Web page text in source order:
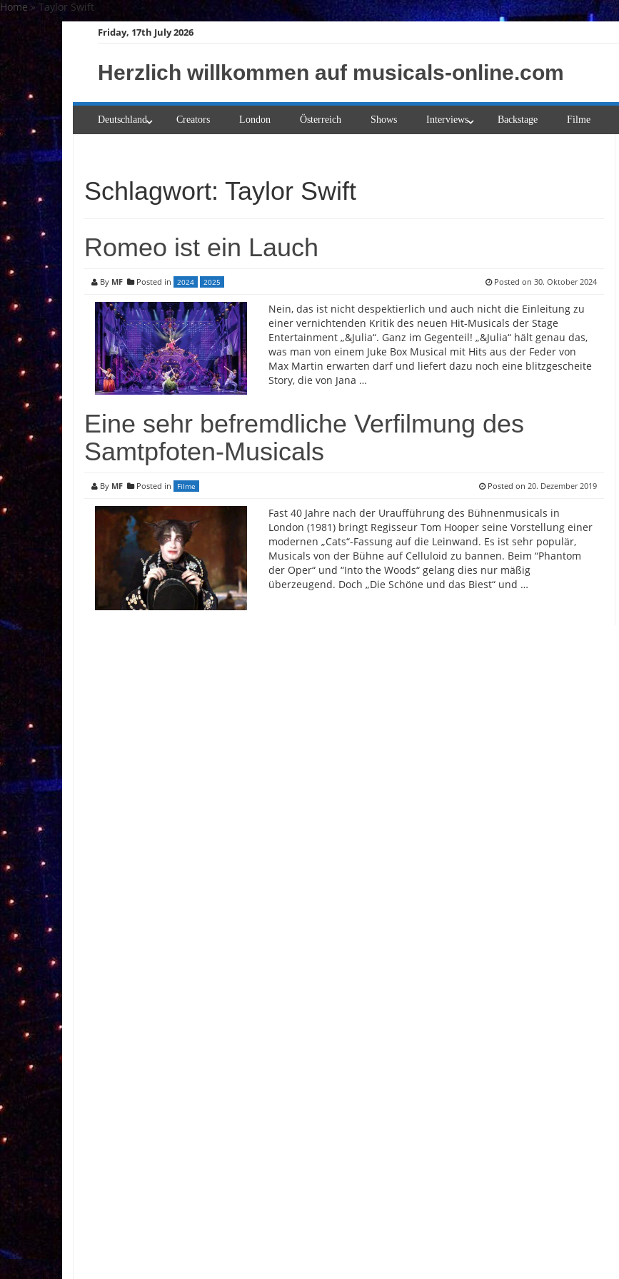
Skip
Home » Taylor Swift
Friday, 17th July 2026
Herzlich willkommen auf musicals-online.com
Deutschland Creators London Österreich Shows Interviews Backstage Filme
Schlagwort: Taylor Swift
Romeo ist ein Lauch
By MF Posted in 2024 2025 Posted on 30. Oktober 2024
Nein, das ist nicht despektierlich und auch nicht die Einleitung zu
einer vernichtenden Kritik des neuen Hit-Musicals der Stage
Entertainment „&Julia“. Ganz im Gegenteil! „&Julia“ hält genau das,
was man von einem Juke Box Musical mit Hits aus der Feder von
Max Martin erwarten darf und liefert dazu noch eine blitzgescheite
Story, die von Jana …
Eine sehr befremdliche Verfilmung des
Samtpfoten-Musicals
By MF Posted in Filme Posted on 20. Dezember 2019
Fast 40 Jahre nach der Uraufführung des Bühnenmusicals in
London (1981) bringt Regisseur Tom Hooper seine Vorstellung einer
modernen „Cats“-Fassung auf die Leinwand. Es ist sehr populär,
Musicals von der Bühne auf Celluloid zu bannen. Beim “Phantom
der Oper“ und “Into the Woods“ gelang dies nur mäßig
überzeugend. Doch „Die Schöne und das Biest“ und …